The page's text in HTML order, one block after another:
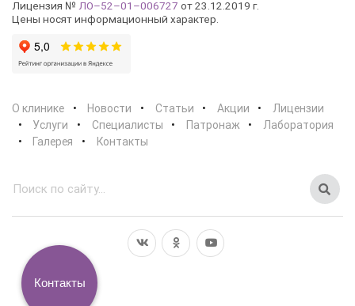
Лицензия № ЛО–52–01–006727 от 23.12.2019 г.
Цены носят информационный характер.
О клинике Новости Статьи Акции
Лицензии
Услуги
Специалисты Патронаж
Лаборатория
Галерея
Контакты
Контакты